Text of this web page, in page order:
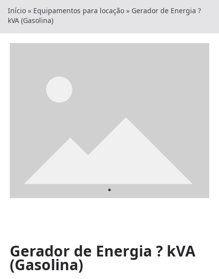
Início » Equipamentos para locação » Gerador de Energia ?
kVA (Gasolina)
Gerador de Energia ? kVA
(Gasolina)